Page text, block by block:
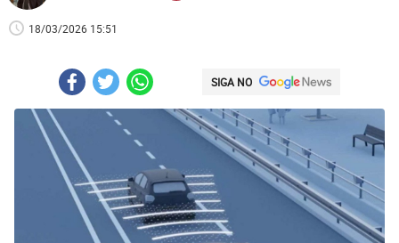
18/03/2026 15:51
SIGA NO